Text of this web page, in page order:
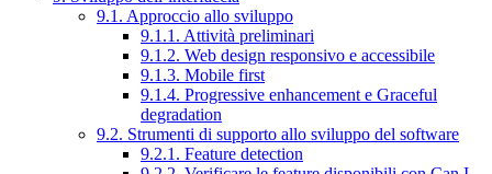
9.1. Approccio allo sviluppo
9.1.1. Attività preliminari
9.1.2. Web design responsivo e accessibile
9.1.3. Mobile first
9.1.4. Progressive enhancement e Graceful
degradation
9.2. Strumenti di supporto allo sviluppo del software
9.2.1. Feature detection